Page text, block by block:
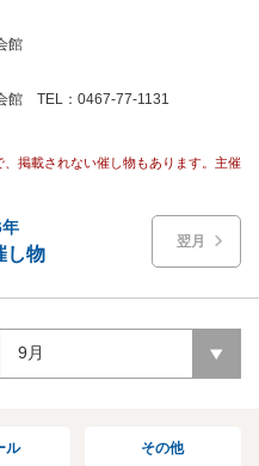
館
館 TEL：0467-77-1131
掲載されない催し物もあります。主催
翌月
し物
9月
ル その他